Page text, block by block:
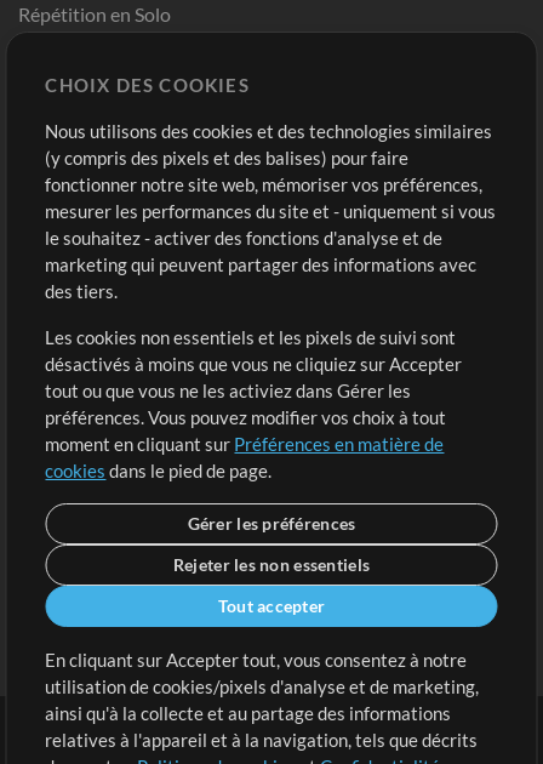
Répétition en Solo
Modèles ProPresenter
Sons
Boutique
Acheter des crédits
Contenu gratuit
Demander les pistes
Extras
Sessions
Soumettre votre contenu
Listes de lecture
Conférence MT
Compte
Connexion
S'inscrire
CHOIX DES COOKIES
Nous utilisons des cookies et des technologies similaires
(y compris des pixels et des balises) pour faire
fonctionner notre site web, mémoriser vos préférences,
mesurer les performances du site et - uniquement si vous
le souhaitez - activer des fonctions d'analyse et de
marketing qui peuvent partager des informations avec
des tiers.
Les cookies non essentiels et les pixels de suivi sont
désactivés à moins que vous ne cliquiez sur Accepter
tout ou que vous ne les activiez dans Gérer les
préférences. Vous pouvez modifier vos choix à tout
moment en cliquant sur Préférences en matière de
cookies dans le pied de page.
Gérer les préférences
Rejeter les non essentiels
Tout accepter
En cliquant sur Accepter tout, vous consentez à notre
utilisation de cookies/pixels d'analyse et de marketing,
ainsi qu'à la collecte et au partage des informations
relatives à l'appareil et à la navigation, tels que décrits